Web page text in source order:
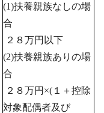
(1)扶養親族なしの場
合
２８万円以下
(2)扶養親族ありの場
合
２８万円×(１＋控除
対象配偶者及び